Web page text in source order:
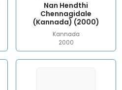
Nan Hendthi
Chennagidale
(Kannada) (2000)
Kannada
2000